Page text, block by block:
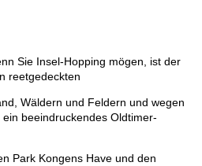
Sie Insel-Hopping mögen, ist der
reetgedeckten
Wäldern und Feldern und wegen
beeindruckendes Oldtimer-
Park Kongens Have und den